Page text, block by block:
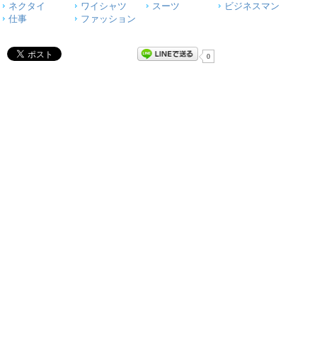
ネクタイ ワイシャツ スーツ
ビジネスマン
仕事
ファッション
0